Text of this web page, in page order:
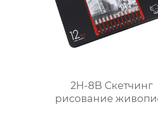
2H-8B Скетчинг
рисование